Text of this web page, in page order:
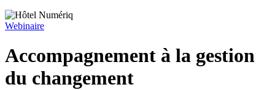
Webinaire
Accompagnement à la gestion
du changement